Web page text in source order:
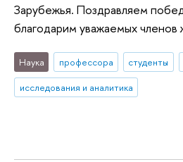
Зарубежья. Поздравляем
благодарим уважаемых членов
Наука профессора студенты
исследования и аналитика